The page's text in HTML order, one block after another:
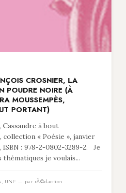
CROSNIER, LA
POUDRE NOIRE (À
MOUSSEMPÈS,
PORTANT)
Cassandre à bout
« Poésie », janvier
ISBN : 978-2-0802-3289-2. Je
thématiques je voulais...
, UNE — par rÃ©daction